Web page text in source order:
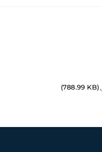
(788.99 KB)